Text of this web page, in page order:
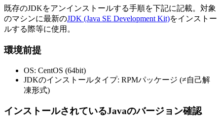
既存のJDKをアンインストールする手順を下記に記載。対象
のマシンに最新のJDK (Java SE Development Kit)をインストー
ルする際等に使用。
環境前提
OS: CentOS (64bit)
JDKのインストールタイプ: RPMパッケージ (≠自己解
凍形式)
インストールされているJavaのバージョン確認